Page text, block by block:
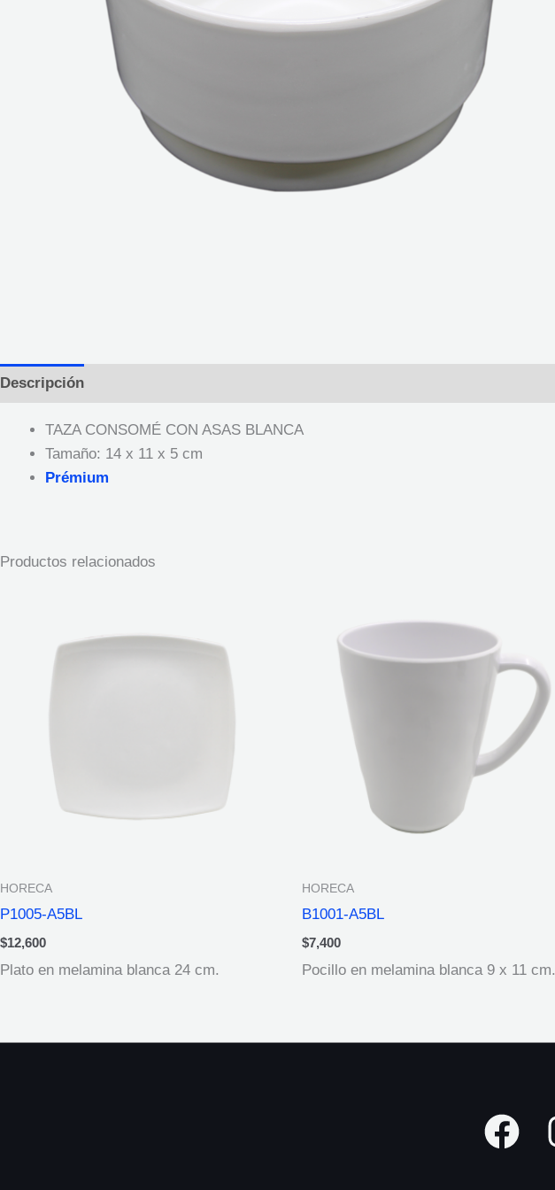
Descripción
TAZA CONSOMÉ CON ASAS BLANCA
Tamaño: 14 x 11 x 5 cm
Prémium
Productos relacionados
HORECA
P1005-A5BL
$12,600
Plato en melamina blanca 24 cm.
HORECA
B1001-A5BL
$7,400
Pocillo en melamina blanca 9 x 11 cm.